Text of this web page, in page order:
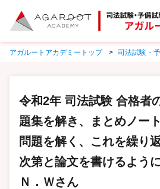
アガルートアカデミートップ 司法試験・
令和2年 司法試験 合格者
題集を解き、まとめノー
問題を解く、これを繰り
次第と論文を書けるよう
Ｎ．Ｗさん